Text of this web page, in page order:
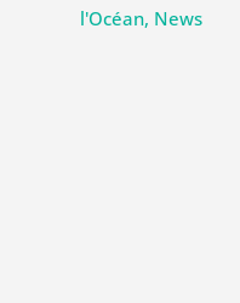
l'Océan, News